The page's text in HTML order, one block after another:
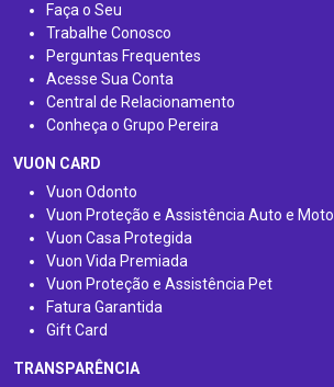
Faça o Seu
Trabalhe Conosco
Perguntas Frequentes
Acesse Sua Conta
Central de Relacionamento
Conheça o Grupo Pereira
VUON CARD
Vuon Odonto
Vuon Proteção e Assistência Auto e Moto
Vuon Casa Protegida
Vuon Vida Premiada
Vuon Proteção e Assistência Pet
Fatura Garantida
Gift Card
TRANSPARÊNCIA